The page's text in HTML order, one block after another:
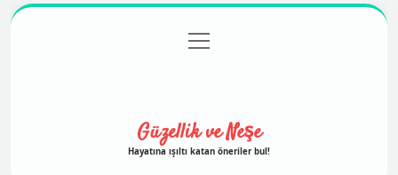
Gizlilik Politikası
menüyü
aç
Güzellik ve Neşe
Hayatına ışıltı katan öneriler bul!